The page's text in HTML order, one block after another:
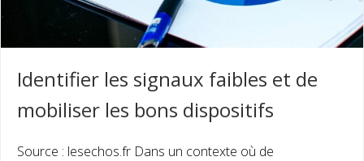
Identifier les signaux faibles et de
mobiliser les bons dispositifs
Source : lesechos.fr Dans un contexte où de